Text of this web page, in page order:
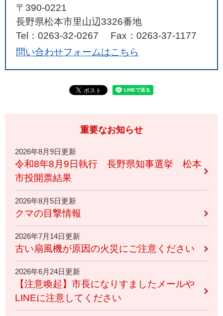
〒390-0221
長野県松本市里山辺3326番地
Tel：0263-32-0267
Fax：0263-37-1177
問い合わせフォームはこちら
重要なお知らせ
2026年8月9日更新
令和8年8月9日執行 長野県知事選挙 松本
市投開票結果
2026年8月5日更新
クマの目撃情報
2026年7月14日更新
古い扇風機が原因の火災にご注意ください
2026年6月24日更新
【注意喚起】市長になりすましたメールや
LINEに注意してください